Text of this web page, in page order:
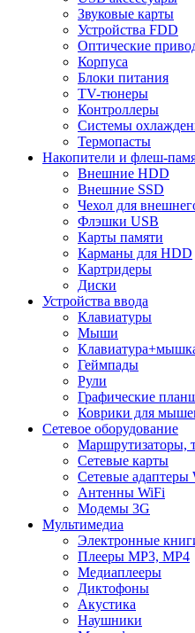
Звуковые карты
Устройства FDD
Оптические
Корпуса
Блоки питания
TV-тюнеры
Контроллеры
Системы
Термопасты
Накопители и флеш-
Внешние HDD
Внешние SSD
Чехол для
Флэшки USB
Карты памяти
Карманы для HDD
Картридеры
Диски
Устройства ввода
Клавиатуры
Мыши
Геймпады
Рули
Графические
Коврики для
Сетевое оборудование
Маршрутизаторы,
Сетевые карты
Сетевые адаптеры
Антенны WiFi
Модемы 3G
Мультимедиа
Электронные
Плееры MP3, MP4
Медиаплееры
Диктофоны
Акустика
Наушники